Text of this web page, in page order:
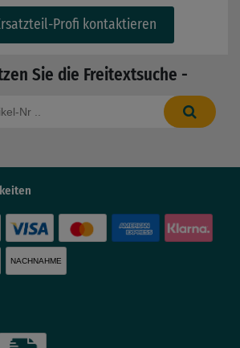
Profi kontaktieren
Sie die Freitextsuche -
NACHNAHME